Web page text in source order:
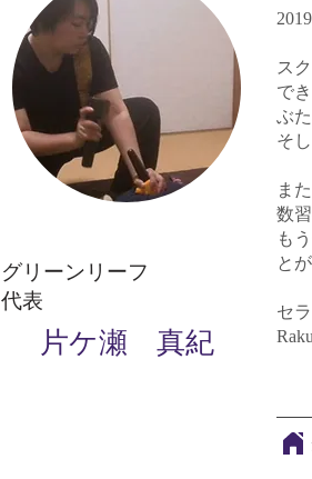
グリーンリーフ
代表
片ケ瀬 真紀
ス
で
ぶ
そ
ま
数
も
と
セ